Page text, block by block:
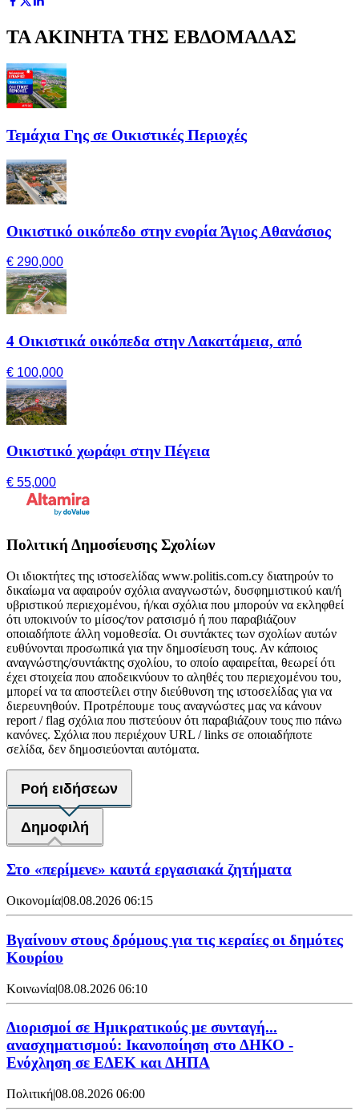
ΤΑ ΑΚΙΝΗΤΑ ΤΗΣ ΕΒΔΟΜΑΔΑΣ
Τεμάχια Γης σε Οικιστικές Περιοχές
Οικιστικό οικόπεδο στην ενορία Άγιος Αθανάσιος
€ 290,000
4 Οικιστικά οικόπεδα στην Λακατάμεια, από
€ 100,000
Οικιστικό χωράφι στην Πέγεια
€ 55,000
Πολιτική Δημοσίευσης Σχολίων
Οι ιδιοκτήτες της ιστοσελίδας www.politis.com.cy διατηρούν το
δικαίωμα να αφαιρούν σχόλια αναγνωστών, δυσφημιστικού και/ή
υβριστικού περιεχομένου, ή/και σχόλια που μπορούν να εκληφθεί
ότι υποκινούν το μίσος/τον ρατσισμό ή που παραβιάζουν
οποιαδήποτε άλλη νομοθεσία. Οι συντάκτες των σχολίων αυτών
ευθύνονται προσωπικά για την δημοσίευση τους. Αν κάποιος
αναγνώστης/συντάκτης σχολίου, το οποίο αφαιρείται, θεωρεί ότι
έχει στοιχεία που αποδεικνύουν το αληθές του περιεχομένου του,
μπορεί να τα αποστείλει στην διεύθυνση της ιστοσελίδας για να
διερευνηθούν. Προτρέπουμε τους αναγνώστες μας να κάνουν
report / flag σχόλια που πιστεύουν ότι παραβιάζουν τους πιο πάνω
κανόνες. Σχόλια που περιέχουν URL / links σε οποιαδήποτε
σελίδα, δεν δημοσιεύονται αυτόματα.
Ροή ειδήσεων
Δημοφιλή
Στο «περίμενε» καυτά εργασιακά ζητήματα
Οικονομία|08.08.2026 06:15
Βγαίνουν στους δρόμους για τις κεραίες οι δημότες
Κουρίου
Κοινωνία|08.08.2026 06:10
Διορισμοί σε Ημικρατικούς με συνταγή...
ανασχηματισμού: Ικανοποίηση στο ΔΗΚΟ -
Ενόχληση σε ΕΔΕΚ και ΔΗΠΑ
Πολιτική|08.08.2026 06:00